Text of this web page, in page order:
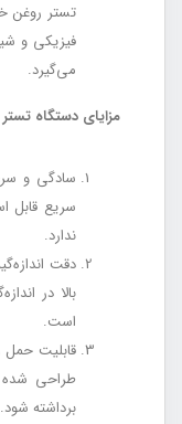
تستر روغن
فیزیکی و
می‌گیرد.
مزایای دستگاه
سادگی و
سریع قابل
ندارد.
دقت
بالا در
است.
قابلیت
طراحی شده
برداشته شود.